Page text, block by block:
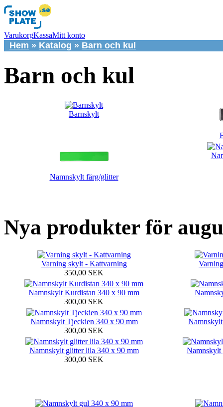
VarukorgKassaMitt konto
Hem » Katalog » Barn och kul
Barn och kul
Barnskylt
Namnskylt färg/glitter
Nya produkter för
Varning skylt - Kattvarning
350,00 SEK
Namnskylt Kurdistan 340 x 90 mm
300,00 SEK
Namnskylt Tjeckien 340 x 90 mm
300,00 SEK
Namnskylt glitter lila 340 x 90 mm
300,00 SEK
Namnskylt